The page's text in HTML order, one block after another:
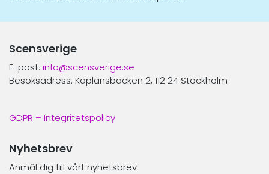
Scensverige
E-post: info@scensverige.se
Besöksadress: Kaplansbacken 2, 112 24 Stockholm
GDPR – Integritetspolicy
Nyhetsbrev
Anmäl dig till vårt nyhetsbrev.